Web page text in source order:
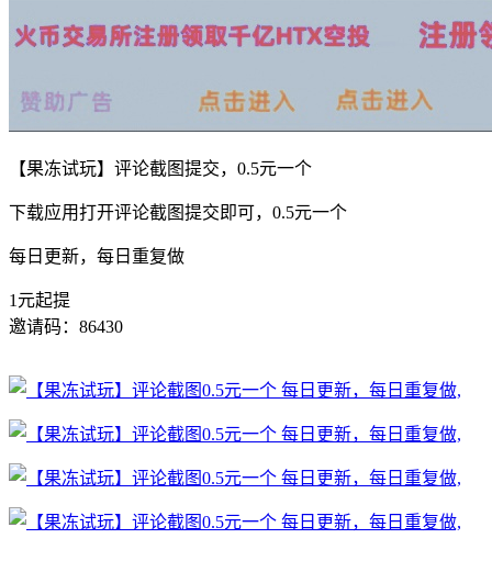
【果冻试玩】评论截图提交，0.5元一个
下载应用打开评论截图提交即可，0.5元一个
每日更新，每日重复做
1元起提
邀请码：86430